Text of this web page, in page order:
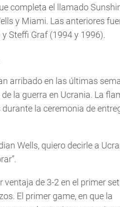
completa el llamado
y Miami. Las anteriores
Steffi Graf (1994 y 1996).
arribado en las últimas
la guerra en Ucrania. La
la ceremonia de
Wells, quiero decirle a
de 3-2 en el primer
El primer game, en que la